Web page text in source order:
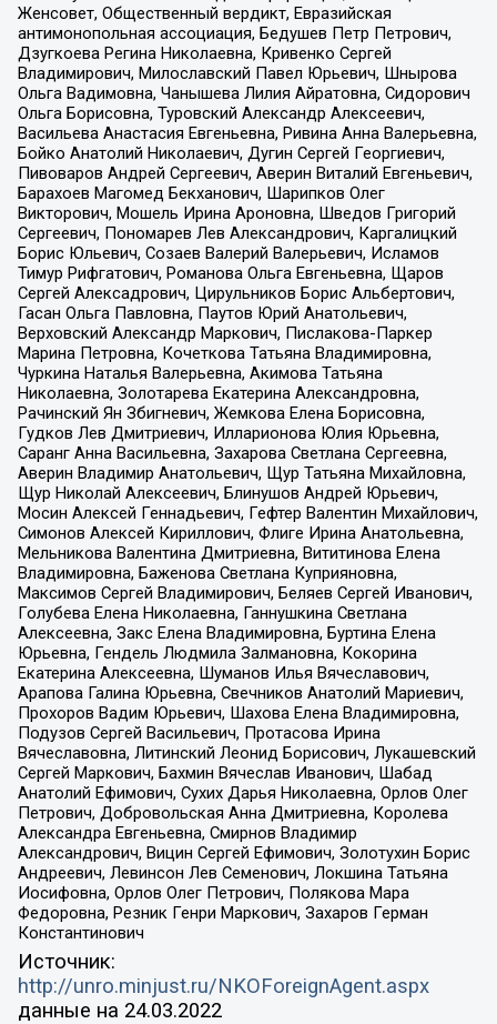
Женсовет, Общественный вердикт, Евразийская
антимонопольная ассоциация, Бедушев Петр Петрович,
Дзугкоева Регина Николаевна, Кривенко Сергей
Владимирович, Милославский Павел Юрьевич, Шнырова
Ольга Вадимовна, Чанышева Лилия Айратовна, Сидорович
Ольга Борисовна, Туровский Александр Алексеевич,
Васильева Анастасия Евгеньевна, Ривина Анна Валерьевна,
Бойко Анатолий Николаевич, Дугин Сергей Георгиевич,
Пивоваров Андрей Сергеевич, Аверин Виталий Евгеньевич,
Барахоев Магомед Бекханович, Шарипков Олег
Викторович, Мошель Ирина Ароновна, Шведов Григорий
Сергеевич, Пономарев Лев Александрович, Каргалицкий
Борис Юльевич, Созаев Валерий Валерьевич, Исламов
Тимур Рифгатович, Романова Ольга Евгеньевна, Щаров
Сергей Алексадрович, Цирульников Борис Альбертович,
Гасан Ольга Павловна, Паутов Юрий Анатольевич,
Верховский Александр Маркович, Пислакова-Паркер
Марина Петровна, Кочеткова Татьяна Владимировна,
Чуркина Наталья Валерьевна, Акимова Татьяна
Николаевна, Золотарева Екатерина Александровна,
Рачинский Ян Збигневич, Жемкова Елена Борисовна,
Гудков Лев Дмитриевич, Илларионова Юлия Юрьевна,
Саранг Анна Васильевна, Захарова Светлана Сергеевна,
Аверин Владимир Анатольевич, Щур Татьяна Михайловна,
Щур Николай Алексеевич, Блинушов Андрей Юрьевич,
Мосин Алексей Геннадьевич, Гефтер Валентин Михайлович,
Симонов Алексей Кириллович, Флиге Ирина Анатольевна,
Мельникова Валентина Дмитриевна, Вититинова Елена
Владимировна, Баженова Светлана Куприяновна,
Максимов Сергей Владимирович, Беляев Сергей Иванович,
Голубева Елена Николаевна, Ганнушкина Светлана
Алексеевна, Закс Елена Владимировна, Буртина Елена
Юрьевна, Гендель Людмила Залмановна, Кокорина
Екатерина Алексеевна, Шуманов Илья Вячеславович,
Арапова Галина Юрьевна, Свечников Анатолий Мариевич,
Прохоров Вадим Юрьевич, Шахова Елена Владимировна,
Подузов Сергей Васильевич, Протасова Ирина
Вячеславовна, Литинский Леонид Борисович, Лукашевский
Сергей Маркович, Бахмин Вячеслав Иванович, Шабад
Анатолий Ефимович, Сухих Дарья Николаевна, Орлов Олег
Петрович, Добровольская Анна Дмитриевна, Королева
Александра Евгеньевна, Смирнов Владимир
Александрович, Вицин Сергей Ефимович, Золотухин Борис
Андреевич, Левинсон Лев Семенович, Локшина Татьяна
Иосифовна, Орлов Олег Петрович, Полякова Мара
Федоровна, Резник Генри Маркович, Захаров Герман
Константинович
Источник:
http://unro.minjust.ru/NKOForeignAgent.aspx
данные на 24.03.2022